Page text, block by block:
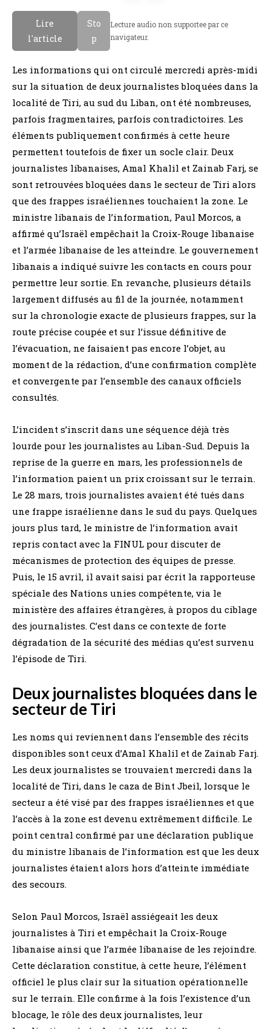
g
l
i
s
a
Lire
l'article
Sto
p
Lecture audio non supportee par ce
navigateur.
Les informations qui ont circulé mercredi après-midi
sur la situation de deux journalistes bloquées dans la
localité de Tiri, au sud du Liban, ont été nombreuses,
parfois fragmentaires, parfois contradictoires. Les
éléments publiquement confirmés à cette heure
permettent toutefois de fixer un socle clair. Deux
journalistes libanaises, Amal Khalil et Zainab Farj, se
sont retrouvées bloquées dans le secteur de Tiri alors
que des frappes israéliennes touchaient la zone. Le
ministre libanais de l’information, Paul Morcos, a
affirmé qu’Israël empêchait la Croix-Rouge libanaise
et l’armée libanaise de les atteindre. Le gouvernement
libanais a indiqué suivre les contacts en cours pour
permettre leur sortie. En revanche, plusieurs détails
largement diffusés au fil de la journée, notamment
sur la chronologie exacte de plusieurs frappes, sur la
route précise coupée et sur l’issue définitive de
l’évacuation, ne faisaient pas encore l’objet, au
moment de la rédaction, d’une confirmation complète
et convergente par l’ensemble des canaux officiels
consultés.
L’incident s’inscrit dans une séquence déjà très
lourde pour les journalistes au Liban-Sud. Depuis la
reprise de la guerre en mars, les professionnels de
l’information paient un prix croissant sur le terrain.
Le 28 mars, trois journalistes avaient été tués dans
une frappe israélienne dans le sud du pays. Quelques
jours plus tard, le ministre de l’information avait
repris contact avec la FINUL pour discuter de
mécanismes de protection des équipes de presse.
Puis, le 15 avril, il avait saisi par écrit la rapporteuse
spéciale des Nations unies compétente, via le
ministère des affaires étrangères, à propos du ciblage
des journalistes. C’est dans ce contexte de forte
dégradation de la sécurité des médias qu’est survenu
l’épisode de Tiri.
Deux journalistes bloquées dans le
secteur de Tiri
Les noms qui reviennent dans l’ensemble des récits
disponibles sont ceux d’Amal Khalil et de Zainab Farj.
Les deux journalistes se trouvaient mercredi dans la
localité de Tiri, dans le caza de Bint Jbeil, lorsque le
secteur a été visé par des frappes israéliennes et que
l’accès à la zone est devenu extrêmement difficile. Le
point central confirmé par une déclaration publique
du ministre libanais de l’information est que les deux
journalistes étaient alors hors d’atteinte immédiate
des secours.
Selon Paul Morcos, Israël assiégeait les deux
journalistes à Tiri et empêchait la Croix-Rouge
libanaise ainsi que l’armée libanaise de les rejoindre.
Cette déclaration constitue, à cette heure, l’élément
officiel le plus clair sur la situation opérationnelle
sur le terrain. Elle confirme à la fois l’existence d’un
blocage, le rôle des deux journalistes, leur